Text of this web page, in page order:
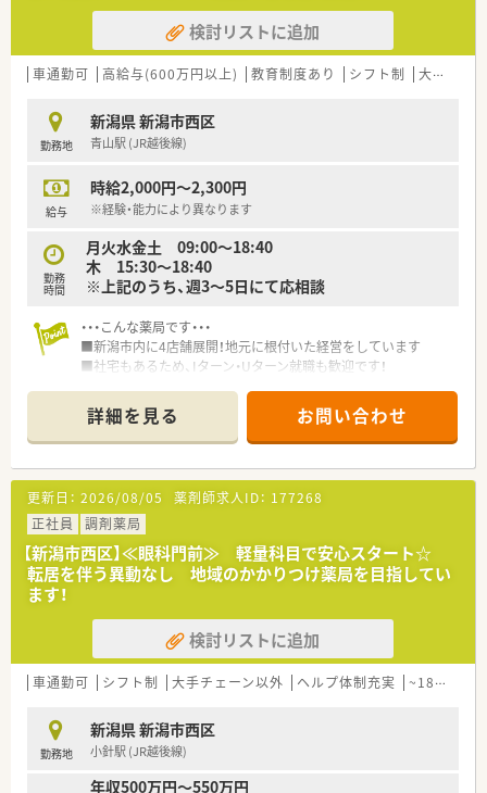
検討リストに追加
車通勤可 高給与(600万円以上) 教育制度あり シフト制 大手チェーン以外
勤務地
新潟県 新潟市西区
青山駅 (JR越後線)
給与
時給2,000円～2,300円
※経験・能力により異なります
勤務
時間
月火水金土 09:00～18:40
木 15:30～18:40
※上記のうち、週3～5日にて応相談
・・・こんな薬局です・・・
■新潟市内に4店舗展開！地元に根付いた経営をしています
■社宅もあるため、Iターン・Uターン就職も歓迎です！
詳細を見る お問い合わせ
更新日： 2026/08/05 薬剤師求人ID： 177268
正社員
調剤薬局
【新潟市西区】≪眼科門前≫ 軽量科目で安心スタート☆
転居を伴う異動なし 地域のかかりつけ薬局を目指してい
ます！
検討リストに追加
車通勤可 シフト制 大手チェーン以外 ヘルプ体制充実 ~18時までの職場
勤務地
新潟県 新潟市西区
小針駅 (JR越後線)
年収500万円～550万円